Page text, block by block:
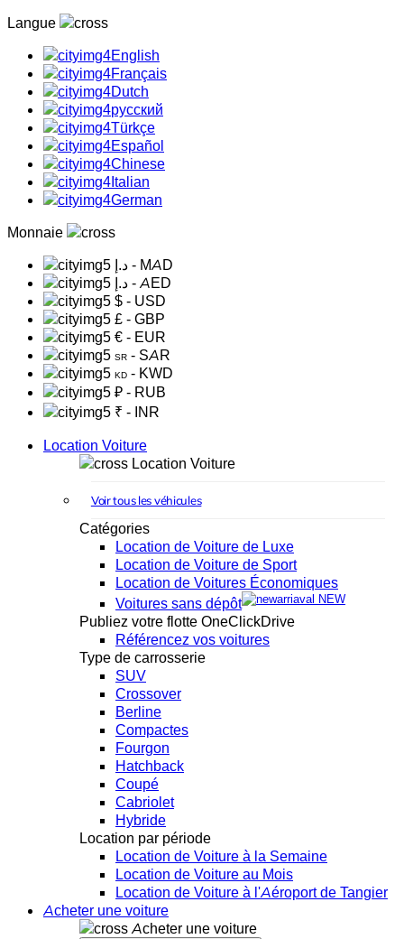
Langue
English
Français
Dutch
русский
Türkçe
Español
Chinese
Italian
German
Monnaie
د.إ - MAD
د.إ - AED
$ - USD
£ - GBP
€ - EUR
SR - SAR
KD - KWD
₽ - RUB
₹ - INR
Location Voiture
Location Voiture
Voir tous les véhicules
Catégories
Location de Voiture de Luxe
Location de Voiture de Sport
Location de Voitures Économiques
Voitures sans dépôt
NEW
Publiez votre flotte OneClickDrive
Référencez vos voitures
Type de carrosserie
SUV
Crossover
Berline
Compactes
Fourgon
Hatchback
Coupé
Cabriolet
Hybride
Location par période
Location de Voiture à la Semaine
Location de Voiture au Mois
Location de Voiture à l'Aéroport de Tangier
Acheter une voiture
Acheter une voiture